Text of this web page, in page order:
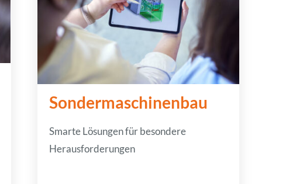
Sondermaschinenbau
Smarte Lösungen für besondere
Herausforderungen